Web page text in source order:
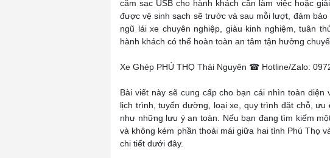
cắm sạc USB cho hành khách cần làm việc hoặc
được vệ sinh sạch sẽ trước và sau mỗi lượt, đảm
ngũ lái xe chuyên nghiệp, giàu kinh nghiệm, tuân
hành khách có thể hoàn toàn an tâm tận hưởng
Xe Ghép PHÚ THỌ Thái Nguyên ☎ Hotline/Zalo:
Bài viết này sẽ cung cấp cho bạn cái nhìn toàn diện
lịch trình, tuyến đường, loại xe, quy trình đặt chỗ,
như những lưu ý an toàn. Nếu bạn đang tìm kiếm
và không kém phần thoải mái giữa hai tỉnh Phú Thọ
chi tiết dưới đây.